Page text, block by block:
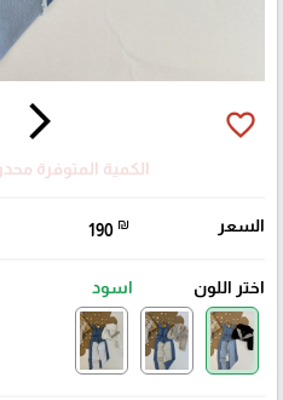
arrow_forward_ios favorite_border
الكمية المتوفرة
السعر 190 ₪
اختر اللون اسود